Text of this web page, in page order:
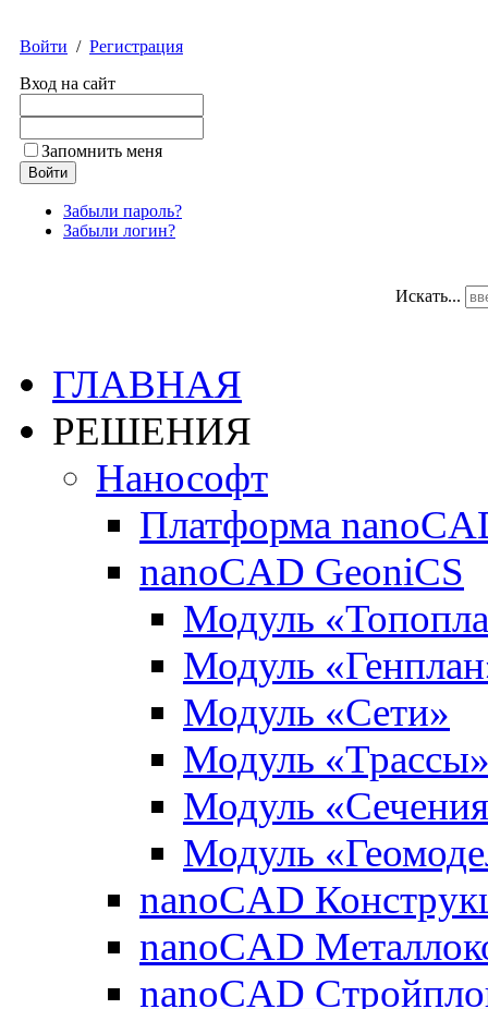
Войти / Регистрация
Вход на сайт
Запомнить меня
Забыли пароль?
Забыли логин?
Искать...
ГЛАВНАЯ
РЕШЕНИЯ
Нанософт
Платформа
nanoCAD GeoniCS
Модуль
Модуль
Модуль «Сети»
Модуль
Модуль
Модуль
nanoCAD
nanoCAD
nanoCAD